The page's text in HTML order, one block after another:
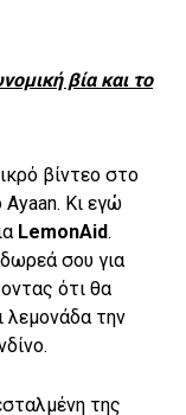
βία και το
βίντεο στο
Ayaan. Κι εγώ
LemonAid.
σου για
ότι θα
λεμονάδα την
της